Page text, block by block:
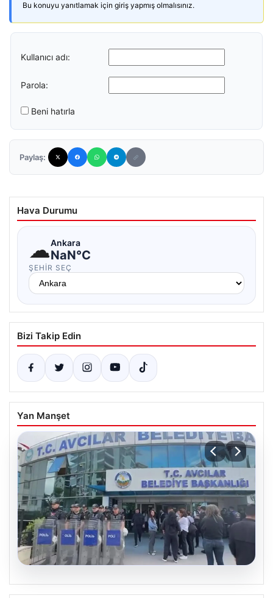
Bu konuyu yanıtlamak için giriş yapmış olmalısınız.
Kullanıcı adı:
Parola:
Beni hatırla
Paylaş:
Hava Durumu
☁Ankara
NaN°C
ŞEHIR SEÇ
Bizi Takip Edin
Yan Manşet
05.08.2026